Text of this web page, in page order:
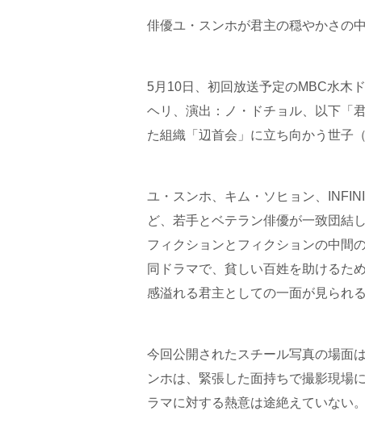
俳優ユ・スンホが君主の穏やかさの
5月10日、初回放送予定のMBC水木
ヘリ、演出：ノ・ドチョル、以下「
た組織「辺首会」に立ち向かう世子
ユ・スンホ、キム・ソヒョン、
ど、若手とベテラン俳優が一致団結
フィクションとフィクションの中間
同ドラマで、貧しい百姓を助けるた
感溢れる君主としての一面が見られ
今回公開されたスチール写真の場面
ンホは、緊張した面持ちで撮影現場
ラマに対する熱意は途絶えていない。